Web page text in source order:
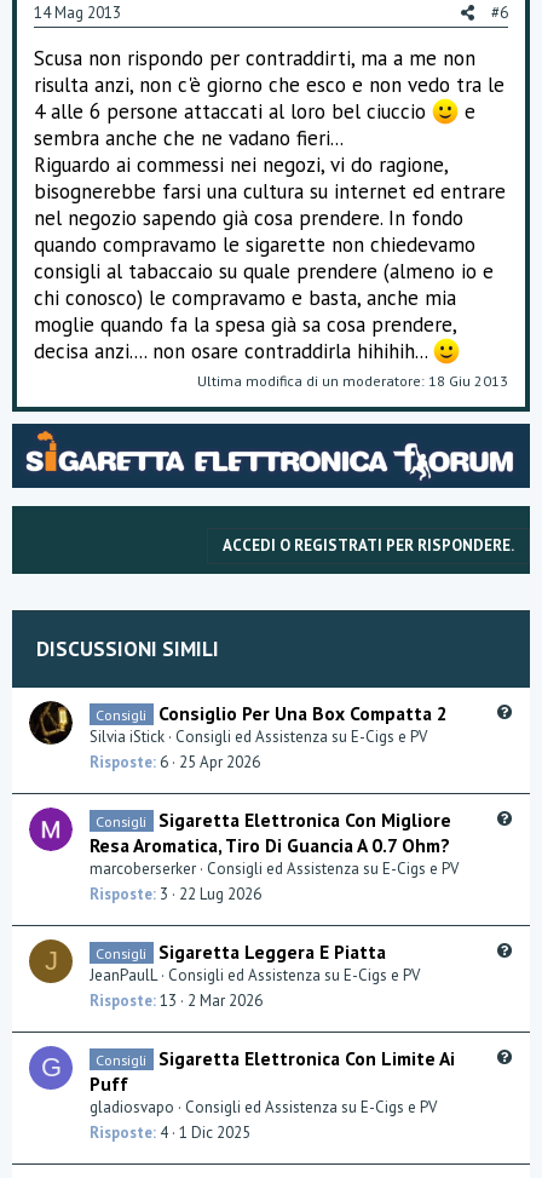
14 Mag 2013 #6
Scusa non rispondo per contraddirti, ma a me non
risulta anzi, non c'è giorno che esco e non vedo tra le
4 alle 6 persone attaccati al loro bel ciuccio
e
sembra anche che ne vadano fieri...
Riguardo ai commessi nei negozi, vi do ragione,
bisognerebbe farsi una cultura su internet ed entrare
nel negozio sapendo già cosa prendere. In fondo
quando compravamo le sigarette non chiedevamo
consigli al tabaccaio su quale prendere (almeno io e
chi conosco) le compravamo e basta, anche mia
moglie quando fa la spesa già sa cosa prendere,
decisa anzi.... non osare contraddirla hihihih...
Ultima modifica di un moderatore: 18 Giu 2013
ACCEDI O REGISTRATI PER RISPONDERE.
DISCUSSIONI SIMILI
Consigli Consiglio Per Una Box Compatta 2
Silvia iStick Consigli ed Assistenza su E-Cigs e PV
Risposte 6 25 Apr 2026
i
Consigli
Sigaretta Elettronica Con Migliore
Resa Aromatica, Tiro Di Guancia A 0.7 Ohm?
marcoberserker Consigli ed Assistenza su E-Cigs e PV
Risposte 3 22 Lug 2026
J Consigli Sigaretta Leggera E Piatta
JeanPaulL Consigli ed Assistenza su E-Cigs e PV
Risposte 13 2 Mar 2026
G
i
Consigli
Sigaretta Elettronica Con Limite Ai
Puff
gladiosvapo
Consigli ed Assistenza su E-Cigs e PV
Risposte 4 1 Dic 2025